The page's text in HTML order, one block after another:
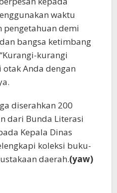
waktu
pengetahuan demi
bangsa ketimbang
kurangi
Anda dengan
diserahkan 200
dari Bunda Literasi
Kepala Dinas
koleksi buku-
daerah.(yaw)